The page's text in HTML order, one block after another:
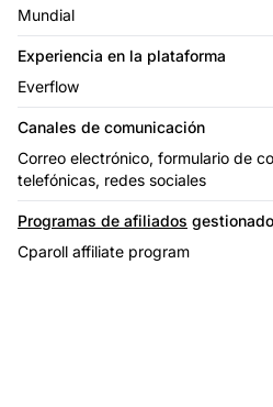
Mundial
Experiencia en la plataforma
Everflow
Canales de comunicación
Correo electrónico, formulario de
telefónicas, redes sociales
Programas de afiliados
Cparoll affiliate program